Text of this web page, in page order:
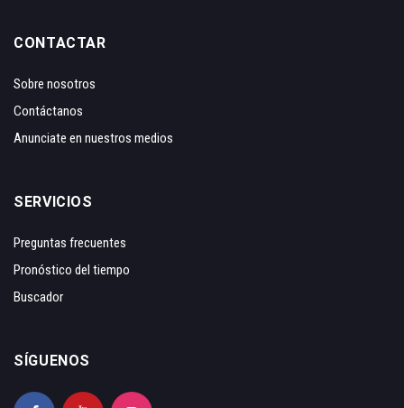
CONTACTAR
Sobre nosotros
Contáctanos
Anunciate en nuestros medios
SERVICIOS
Preguntas frecuentes
Pronóstico del tiempo
Buscador
SÍGUENOS